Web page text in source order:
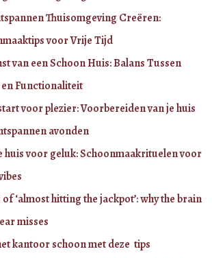
Thuisomgeving Creëren:
voor Vrije Tijd
van een Schoon Huis: Balans Tussen
Functionaliteit
voor plezier: Voorbereiden van je huis
avonden
huis voor geluk: Schoonmaakrituelen voor
‘almost hitting the jackpot’: why the brain
misses
kantoor schoon met deze tips